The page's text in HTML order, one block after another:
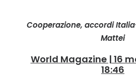
Cooperazione, accordi
Mattei
World Magazine | 16
18:46